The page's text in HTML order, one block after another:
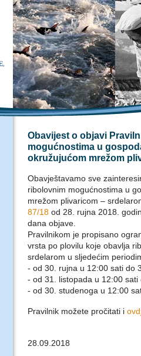
Obavijest o objavi
mogućnostima u
okružujućom mrežom
Obavještavamo sve
ribolovnim mogućnostima u
mrežom plivaricom –
87/18 od 28. rujna 2018.
dana objave.
Pravilnikom je propisano
vrsta po plovilu koje obavlja
srdelarom u sljedećim
- od 30. rujna u 12:00 sati do
- od 31. listopada u 12:00
- od 30. studenoga u 12:00
Pravilnik možete pročitati i
28.09.2018